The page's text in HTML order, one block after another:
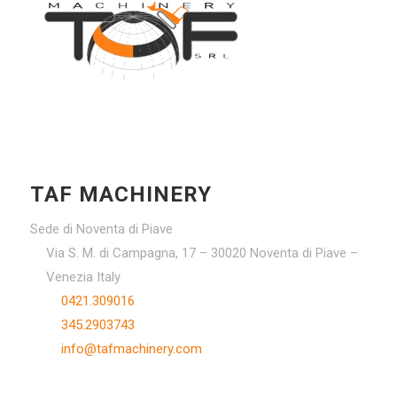
TAF MACHINERY
Sede di Noventa di Piave
Via S. M. di Campagna, 17 – 30020 Noventa di Piave –
Venezia Italy
0421.309016
345.2903743
info@tafmachinery.com